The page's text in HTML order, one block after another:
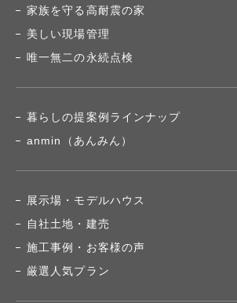
家族を守る高耐震の家
美しい現場管理
唯一無二の永続点検
暮らしの提案例ラインナップ
anmin（あんみん）
展示場・モデルハウス
自社土地・建売
施工事例・お客様の声
厳選人気プラン